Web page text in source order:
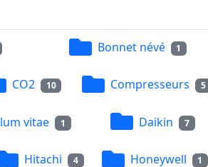
Bonnet névé 1
CO2 10 Compresseurs 5
vitae 1 Daikin 7
Hitachi 4 Honeywell 1